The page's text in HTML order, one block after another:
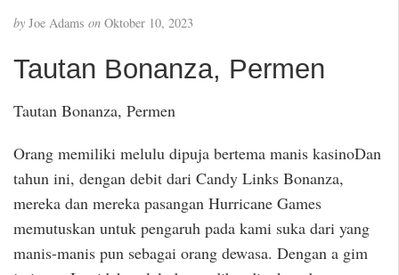
by Joe Adams on Oktober 10, 2023
Tautan Bonanza, Permen
Tautan Bonanza, Permen
Orang memiliki melulu dipuja bertema manis kasinoDan
tahun ini, dengan debit dari Candy Links Bonanza,
mereka dan mereka pasangan Hurricane Games
memutuskan untuk pengaruh pada kami suka dari yang
manis-manis pun sebagai orang dewasa. Dengan a gim